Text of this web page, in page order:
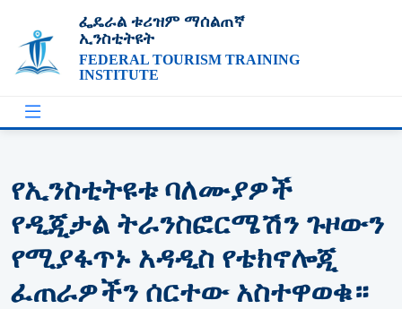
ፌዴራል ቱሪዝም ማሰልጠኛ
ኢንስቲትዩት
FEDERAL TOURISM TRAINING
INSTITUTE
የኢንስቲትዩቱ ባለሙያዎች
የዲጂታል ትራንስፎርሜሽን ጉዞውን
የሚያፋጥኑ አዳዲስ የቴክኖሎጂ
ፈጠራዎችን ሰርተው አስተዋወቁ።